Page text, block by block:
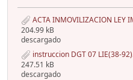
ACTA INMOVILIZACION LEY
204.99 kB
descargado
instruccion DGT 07 LIE(38-
247.51 kB
descargado